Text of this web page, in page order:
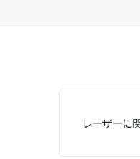
レーザーに